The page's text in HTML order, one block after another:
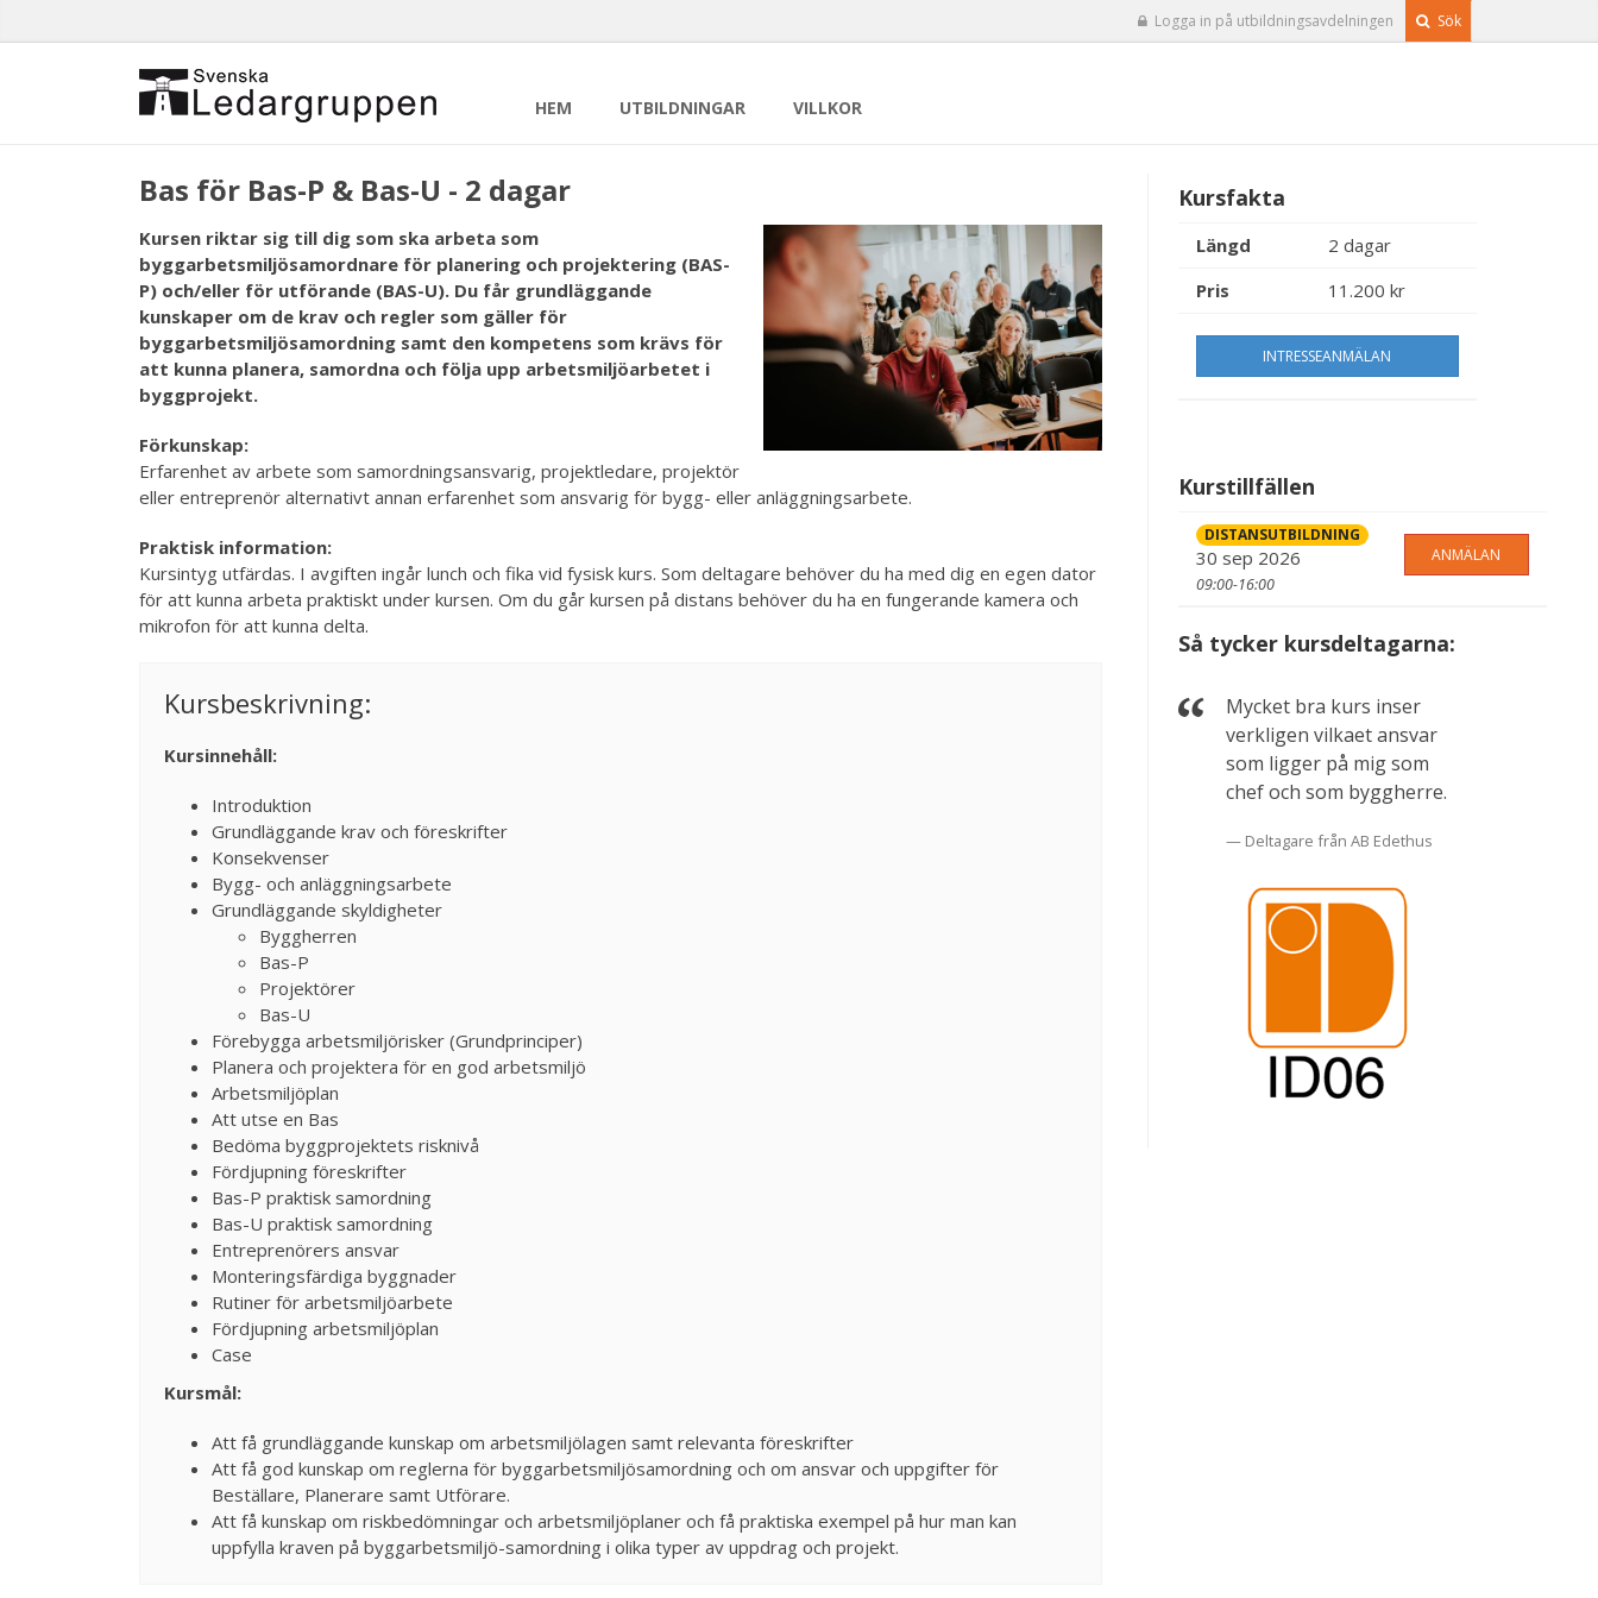
Logga in på utbildningsavdelningen Sök
HEM UTBILDNINGAR VILLKOR
Bas för Bas-P & Bas-U - 2 dagar
Kursen riktar sig till dig som ska arbeta som
byggarbetsmiljösamordnare för planering och projektering (BAS-
P) och/eller för utförande (BAS-U). Du får grundläggande
kunskaper om de krav och regler som gäller för
byggarbetsmiljösamordning samt den kompetens som krävs för
att kunna planera, samordna och följa upp arbetsmiljöarbetet i
byggprojekt.
Förkunskap:
Erfarenhet av arbete som samordningsansvarig, projektledare, projektör
eller entreprenör alternativt annan erfarenhet som ansvarig för bygg- eller anläggningsarbete.
Praktisk information:
Kursintyg utfärdas. I avgiften ingår lunch och fika vid fysisk kurs. Som deltagare behöver du ha med dig en egen dator
för att kunna arbeta praktiskt under kursen. Om du går kursen på distans behöver du ha en fungerande kamera och
mikrofon för att kunna delta.
Kursbeskrivning:
Kursinnehåll:
Introduktion
Grundläggande krav och föreskrifter
Konsekvenser
Bygg- och anläggningsarbete
Grundläggande skyldigheter
Byggherren
Bas-P
Projektörer
Bas-U
Förebygga arbetsmiljörisker (Grundprinciper)
Planera och projektera för en god arbetsmiljö
Arbetsmiljöplan
Att utse en Bas
Bedöma byggprojektets risknivå
Fördjupning föreskrifter
Bas-P praktisk samordning
Bas-U praktisk samordning
Entreprenörers ansvar
Monteringsfärdiga byggnader
Rutiner för arbetsmiljöarbete
Fördjupning arbetsmiljöplan
Case
Kursmål:
Att få grundläggande kunskap om arbetsmiljölagen samt relevanta föreskrifter
Att få god kunskap om reglerna för byggarbetsmiljösamordning och om ansvar och uppgifter för
Beställare, Planerare samt Utförare.
Att få kunskap om riskbedömningar och arbetsmiljöplaner och få praktiska exempel på hur man kan
uppfylla kraven på byggarbetsmiljö-samordning i olika typer av uppdrag och projekt.
Kursfakta
Längd
2 dagar
Pris
11.200 kr
INTRESSEANMÄLAN
Kurstillfällen
DISTANSUTBILDNING
30 sep 2026
09:00-16:00
ANMÄLAN
Så tycker kursdeltagarna:
Mycket bra kurs inser
verkligen vilkaet ansvar
som ligger på mig som
chef och som byggherre.
Deltagare från AB Edethus